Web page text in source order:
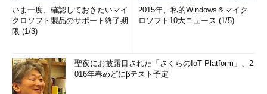
いま一度、確認しておきたいマイ
クロソフト製品のサポート終了期
限 (1/3)
2015年、私的Windows＆マイク
ロソフト10大ニュース (1/5)
聖夜にお披露目された「さくらのIoT Platform」、2
016年春めどにβテスト予定